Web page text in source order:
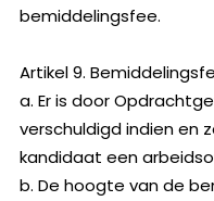
bemiddelingsfee.
Artikel 9.
a. Er is door
verschuldigd indien en
kandidaat een
b. De hoogte van de